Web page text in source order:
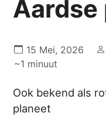
Aardse
15 Mei, 2026
~1 minuut
Ook bekend als
planeet